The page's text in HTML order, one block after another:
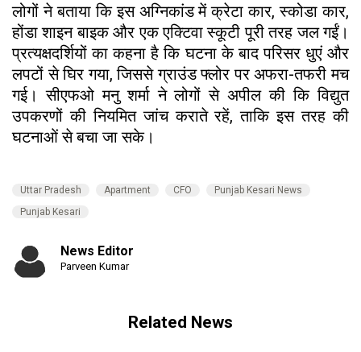
लोगों ने बताया कि इस अग्निकांड में क्रेटा कार, स्कोडा कार,
होंडा शाइन बाइक और एक एक्टिवा स्कूटी पूरी तरह जल गईं।
प्रत्यक्षदर्शियों का कहना है कि घटना के बाद परिसर धुएं और
लपटों से घिर गया, जिससे ग्राउंड फ्लोर पर अफरा-तफरी मच
गई। सीएफओ मनु शर्मा ने लोगों से अपील की कि विद्युत
उपकरणों की नियमित जांच कराते रहें, ताकि इस तरह की
घटनाओं से बचा जा सके।
Uttar Pradesh Apartment CFO
Punjab Kesari News
Punjab Kesari
News Editor
Parveen Kumar
Related News